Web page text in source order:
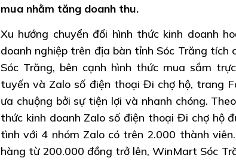
mua nhằm tăng doanh thu.
Xu hướng chuyển đổi hình thức kinh doanh
doanh nghiệp trên địa bàn tỉnh Sóc Trăng
Sóc Trăng, bên cạnh hình thức mua sắm
tuyến và Zalo số điện thoại Đi chợ hộ, trang
ưa chuộng bởi sự tiện lợi và nhanh chóng.
thức kinh doanh Zalo số điện thoại Đi chợ hộ
tình với 4 nhóm Zalo có trên 2.000 thành
hàng từ 200.000 đồng trở lên, WinMart Sóc